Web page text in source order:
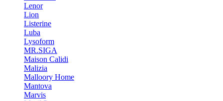
Lenor
Lion
Listerine
Luba
Lysoform
MR.SIGA
Maison Calidi
Malizia
Malloory Home
Mantova
Marvis